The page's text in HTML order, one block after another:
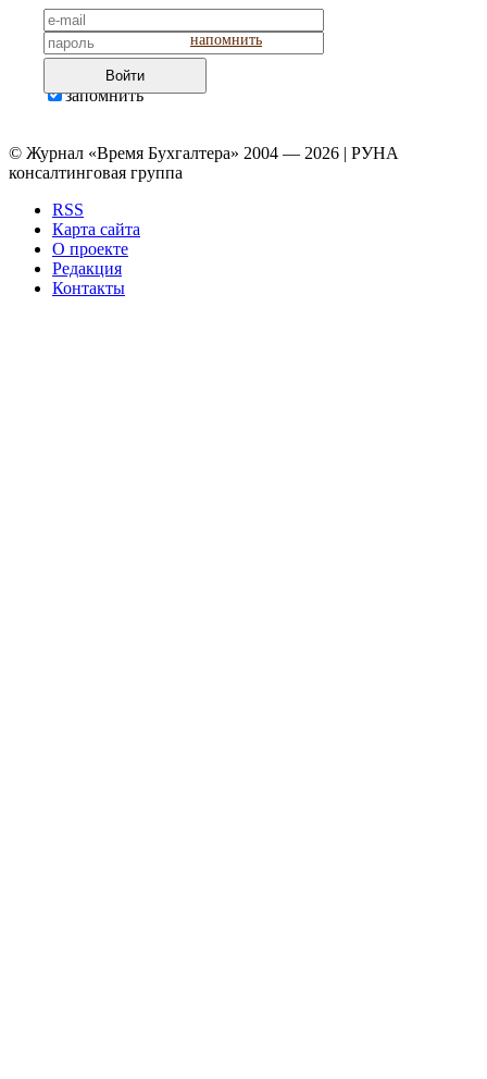
напомнить
Войти
запомнить
© Журнал «Время Бухгалтера» 2004 — 2026 | РУНА
консалтинговая группа
RSS
Карта сайта
О проекте
Редакция
Контакты